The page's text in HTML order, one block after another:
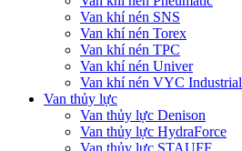
Van khí nén SNS
Van khí nén Torex
Van khí nén TPC
Van khí nén Univer
Van khí nén VYC Industrial
Van thủy lực
Van thủy lực Denison
Van thủy lực HydraForce
Van thủy lực STAUFF